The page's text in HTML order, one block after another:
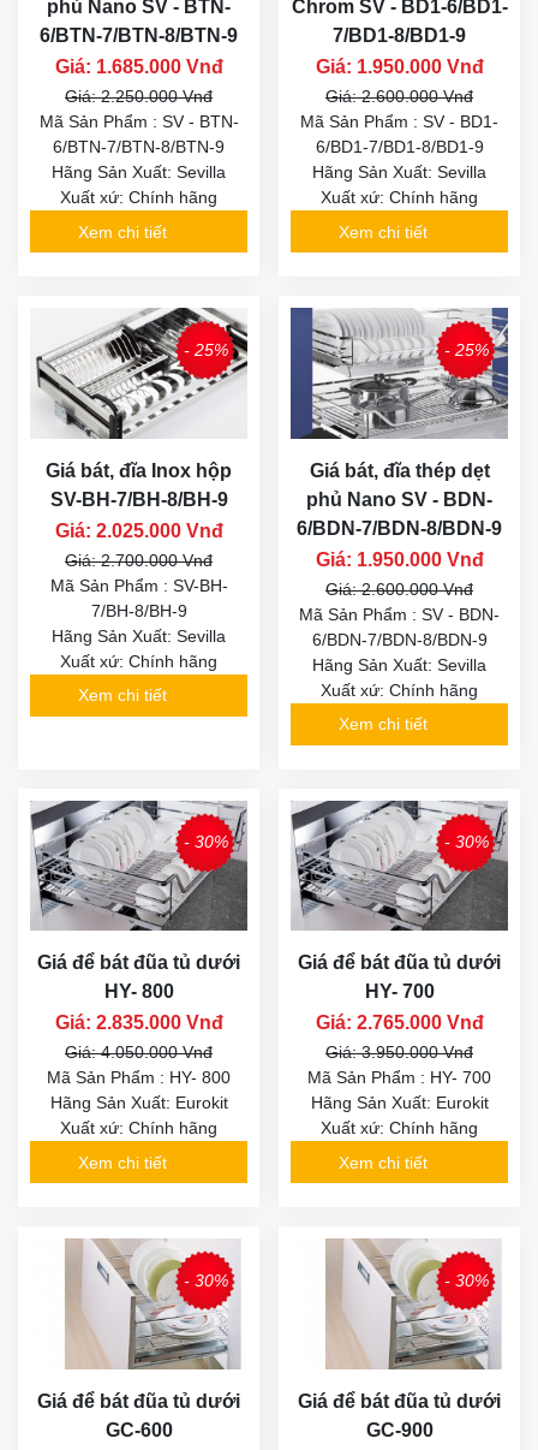
phủ Nano SV - BTN-
6/BTN-7/BTN-8/BTN-9
Giá: 1.685.000 Vnđ
Giá: 2.250.000 Vnđ
Mã Sản Phẩm : SV - BTN-
6/BTN-7/BTN-8/BTN-9
Hãng Sản Xuất: Sevilla
Xuất xứ: Chính hãng
Xem chi tiết
Chrom SV - BD1-6/BD1-
7/BD1-8/BD1-9
Giá: 1.950.000 Vnđ
Giá: 2.600.000 Vnđ
Mã Sản Phẩm : SV - BD1-
6/BD1-7/BD1-8/BD1-9
Hãng Sản Xuất: Sevilla
Xuất xứ: Chính hãng
Xem chi tiết
- 25%
Giá bát, đĩa Inox hộp
SV-BH-7/BH-8/BH-9
Giá: 2.025.000 Vnđ
Giá: 2.700.000 Vnđ
Mã Sản Phẩm : SV-BH-
7/BH-8/BH-9
Hãng Sản Xuất: Sevilla
Xuất xứ: Chính hãng
Xem chi tiết
- 25%
Giá bát, đĩa thép dẹt
phủ Nano SV - BDN-
6/BDN-7/BDN-8/BDN-9
Giá: 1.950.000 Vnđ
Giá: 2.600.000 Vnđ
Mã Sản Phẩm : SV - BDN-
6/BDN-7/BDN-8/BDN-9
Hãng Sản Xuất: Sevilla
Xuất xứ: Chính hãng
Xem chi tiết
- 30%
Giá để bát đũa tủ dưới
HY- 800
Giá: 2.835.000 Vnđ
Giá: 4.050.000 Vnđ
Mã Sản Phẩm : HY- 800
Hãng Sản Xuất: Eurokit
Xuất xứ: Chính hãng
Xem chi tiết
- 30%
Giá để bát đũa tủ dưới
HY- 700
Giá: 2.765.000 Vnđ
Giá: 3.950.000 Vnđ
Mã Sản Phẩm : HY- 700
Hãng Sản Xuất: Eurokit
Xuất xứ: Chính hãng
Xem chi tiết
- 30%
Giá để bát đũa tủ dưới
GC-600
- 30%
Giá để bát đũa tủ dưới
GC-900